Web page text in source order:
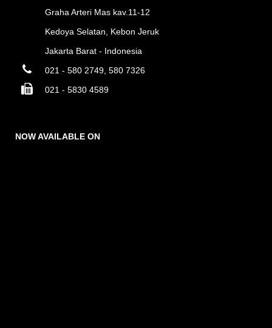
Graha Arteri Mas kav.11-12
Kedoya Selatan, Kebon Jeruk
Jakarta Barat - Indonesia
021 - 580 2749, 580 7326
021 - 5830 4589
NOW AVAILABLE ON